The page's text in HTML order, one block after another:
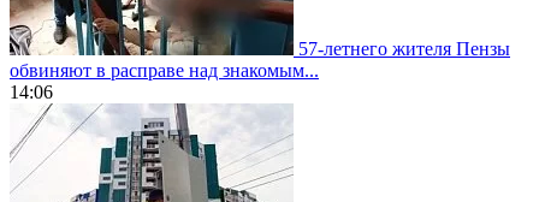
57-летнего жителя Пензы
обвиняют в расправе над знакомым...
14:06